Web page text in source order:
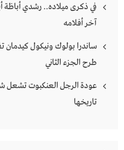
في ذكرى ميلاده.. رشدي أباظة
آخر أفلامه
طرح الجزء الثاني
عودة الرجل العنكبوت تشعل
تاريخها